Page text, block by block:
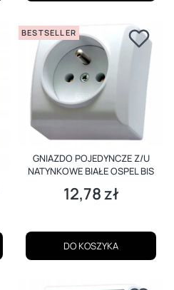
BESTSELLER
GNIAZDO POJEDYNCZE Z/U
NATYNKOWE BIAŁE OSPEL BIS
Cena
12,78 zł
DO KOSZYKA